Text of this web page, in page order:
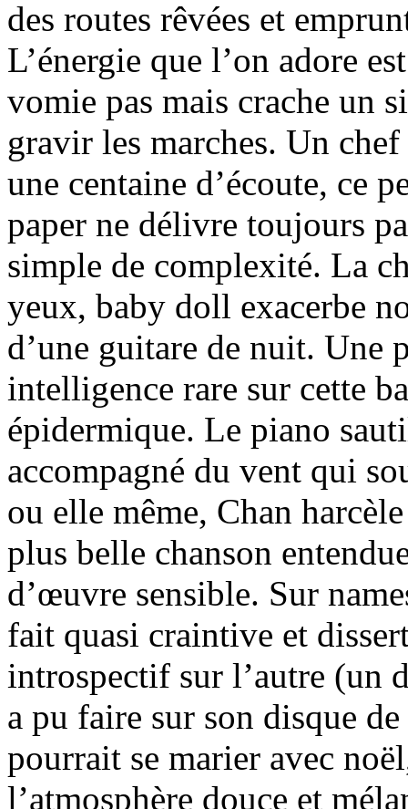
des routes rêvées et
L’énergie que l’on adore
vomie pas mais crache un
gravir les marches. Un
une centaine d’écoute, ce
paper ne délivre toujours
simple de complexité. La
yeux, baby doll exacerbe
d’une guitare de nuit. Une
intelligence rare sur cette
épidermique. Le piano
accompagné du vent qui
ou elle même, Chan
plus belle chanson
d’œuvre sensible. Sur
fait quasi craintive et
introspectif sur l’autre (un
a pu faire sur son disque
pourrait se marier avec
l’atmosphère douce et